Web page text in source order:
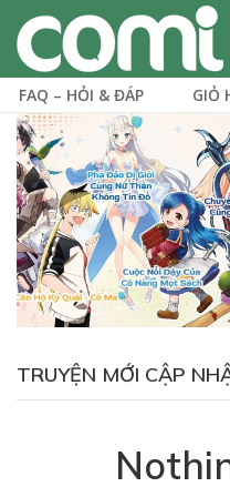
FAQ – HỎI & ĐÁP GIỎ
TRUYỆN MỚI CẬP